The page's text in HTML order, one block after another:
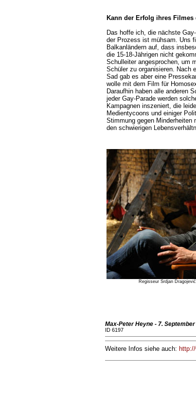
Kann der Erfolg ihres Filmes
Das hoffe ich, die nächste
der Prozess ist mühsam. Uns
Balkanländern auf, dass
die 15-18-Jährigen nicht
Schulleiter angesprochen, um
Schüler zu organisieren. Nach
Sad gab es aber eine
wolle mit dem Film für
Daraufhin haben alle anderen
jeder Gay-Parade werden
Kampagnen inszeniert, die
Medientycoons und einiger
Stimmung gegen
den schwierigen
Regisseur Srdjan
Max-Peter Heyne - 7. September
ID 6197
Weitere Infos siehe auch: http://